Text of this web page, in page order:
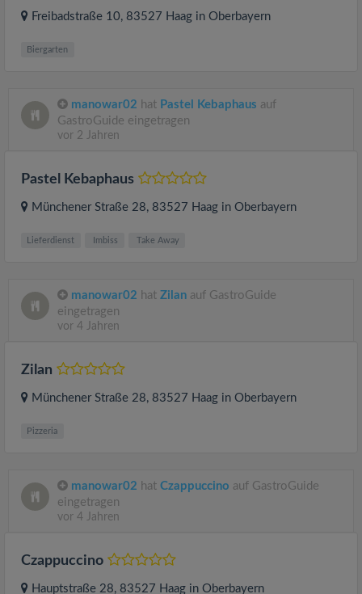
Freibadstraße 10, 83527 Haag in Oberbayern
Biergarten
manowar02 hat Pastel Kebaphaus auf
GastroGuide eingetragen
vor 2 Jahren
Pastel Kebaphaus
Münchener Straße 28, 83527 Haag in Oberbayern
Lieferdienst Imbiss Take Away
manowar02 hat Zilan auf GastroGuide
eingetragen
vor 4 Jahren
Zilan
Münchener Straße 28, 83527 Haag in Oberbayern
Pizzeria
manowar02 hat Czappuccino auf GastroGuide
eingetragen
vor 4 Jahren
Czappuccino
Hauptstraße 28, 83527 Haag in Oberbayern